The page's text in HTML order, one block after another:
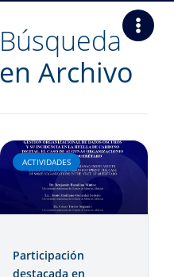
Búsqueda
en Archivo
ACTIVIDADES
Participación
destacada en